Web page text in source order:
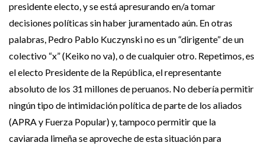
presidente electo, y se está apresurando en/a tomar
decisiones políticas sin haber juramentado aún. En otras
palabras, Pedro Pablo Kuczynski no es un “dirigente” de un
colectivo “x” (Keiko no va), o de cualquier otro. Repetimos, es
el electo Presidente de la República, el representante
absoluto de los 31 millones de peruanos. No debería permitir
ningún tipo de intimidación política de parte de los aliados
(APRA y Fuerza Popular) y, tampoco permitir que la
caviarada limeña se aproveche de esta situación para